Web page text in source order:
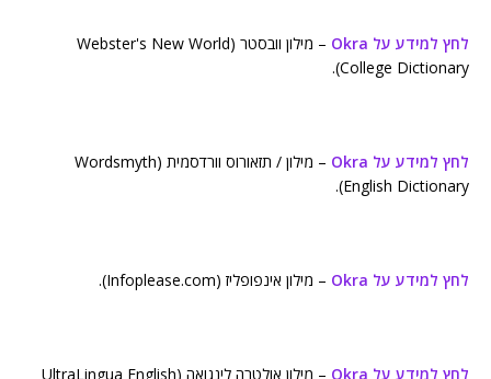
לחץ למידע על Okra
– מילון וובסטר (Webster's New World
College Dictionary).
לחץ למידע על Okra
– מילון / תזאורוס וורדסמית (Wordsmyth
English Dictionary).
לחץ למידע על Okra – מילון אינפופליז (Infoplease.com).
לחץ למידע על Okra
– מילון אולטרה לינגואה (UltraLingua English